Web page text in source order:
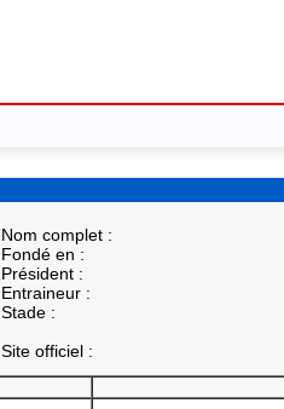
Nom complet :
Fondé en :
Président :
Entraineur :
Stade :
Site officiel :